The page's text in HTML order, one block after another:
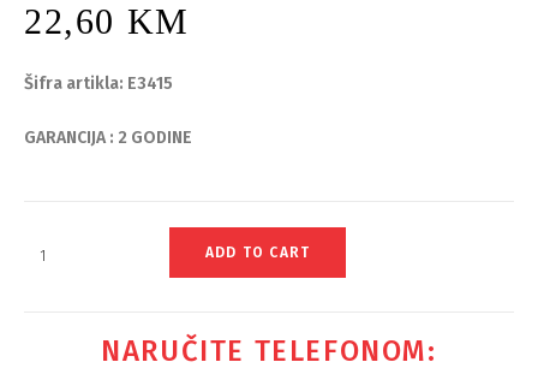
22,60 KM
Šifra artikla: E3415
GARANCIJA : 2 GODINE
ADD TO CART
NARUČITE TELEFONOM: